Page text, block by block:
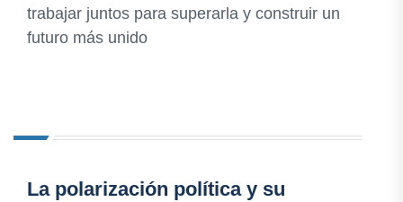
trabajar juntos para superarla y construir un
futuro más unido
La polarización política y su